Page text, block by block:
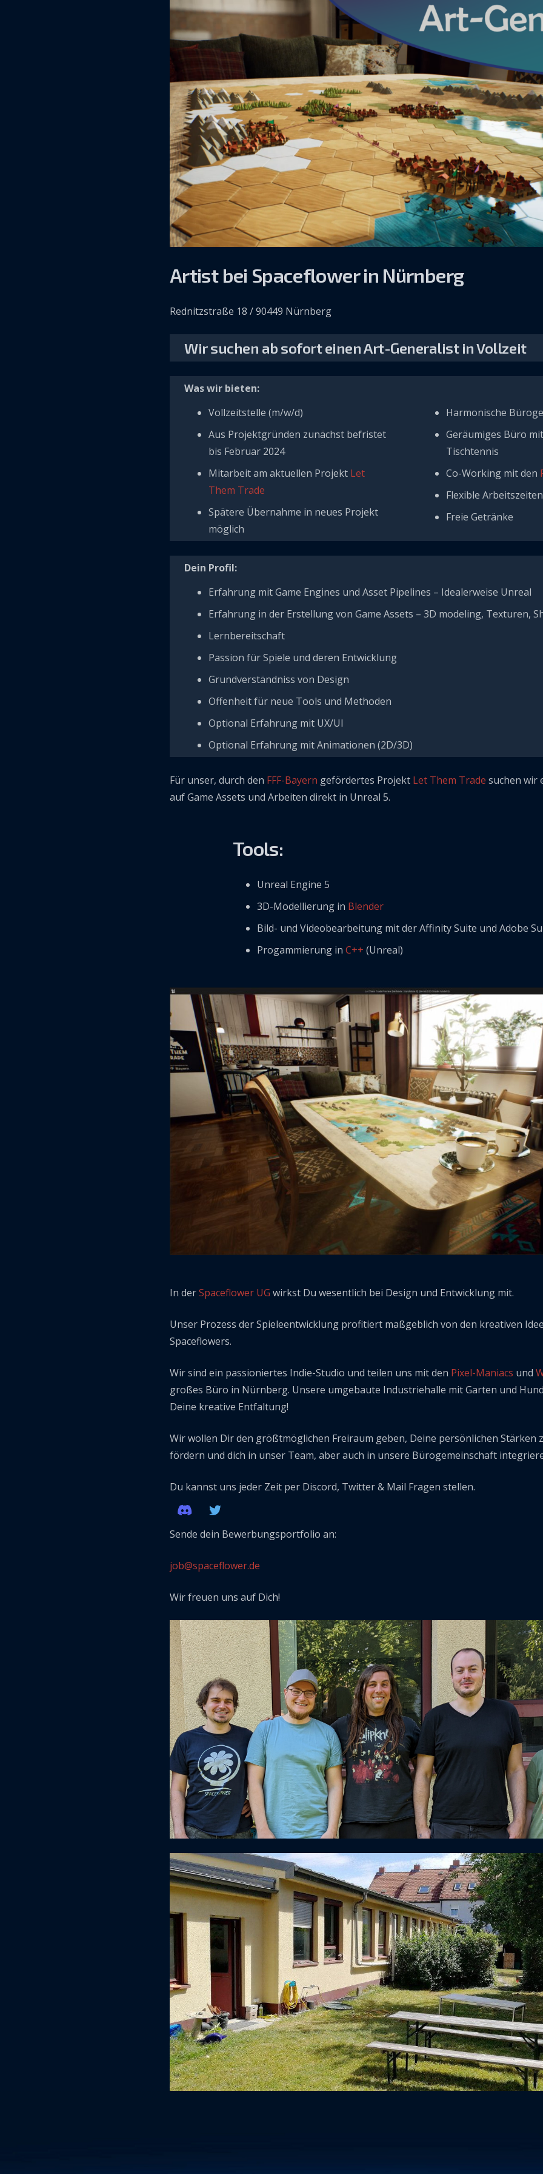
Artist bei Spaceflower in Nürnberg
Rednitzstraße 18 / 90449 Nürnberg
Wir suchen ab sofort einen Art-Generalist in Vollzeit
Was wir bieten:
Vollzeitstelle (m/w/d)
Aus Projektgründen zunächst befristet
bis Februar 2024
Mitarbeit am aktuellen Projekt Let
Them Trade
Spätere Übernahme in neues Projekt
möglich
Harmonische
Geräumiges Büro
Tischtennis
Co-Working mit den
Flexible
Freie Getränke
Dein Profil:
Erfahrung mit Game Engines und Asset Pipelines – Idealerweise Unreal
Erfahrung in der Erstellung von Game Assets – 3D modeling, Texturen,
Lernbereitschaft
Passion für Spiele und deren Entwicklung
Grundverständniss von Design
Offenheit für neue Tools und Methoden
Optional Erfahrung mit UX/UI
Optional Erfahrung mit Animationen (2D/3D)
Für unser, durch den FFF-Bayern gefördertes Projekt Let Them Trade suchen wir
auf Game Assets und Arbeiten direkt in Unreal 5.
Tools:
Unreal Engine 5
3D-Modellierung in Blender
Bild- und Videobearbeitung mit der Affinity Suite und Adobe
Progammierung in C++ (Unreal)
In derSpaceflower UG wirkst Du wesentlich bei Design und Entwicklung mit.
Unser Prozess der Spieleentwicklung profitiert maßgeblich von den kreativen
Spaceflowers.
Wir sind ein passioniertes Indie-Studio und teilen uns mit den Pixel-Maniacs und
großes Büro in Nürnberg. Unsere umgebaute Industriehalle mit Garten und
Deine kreative Entfaltung!
Wir wollen Dir den größtmöglichen Freiraum geben, Deine persönlichen Stärken
fördern und dich in unser Team, aber auch in unsere Bürogemeinschaft
Du kannst uns jeder Zeit per Discord, Twitter & Mail Fragen stellen.
Sende dein Bewerbungsportfolio an:
job@spaceflower.de
Wir freuen uns auf Dich!